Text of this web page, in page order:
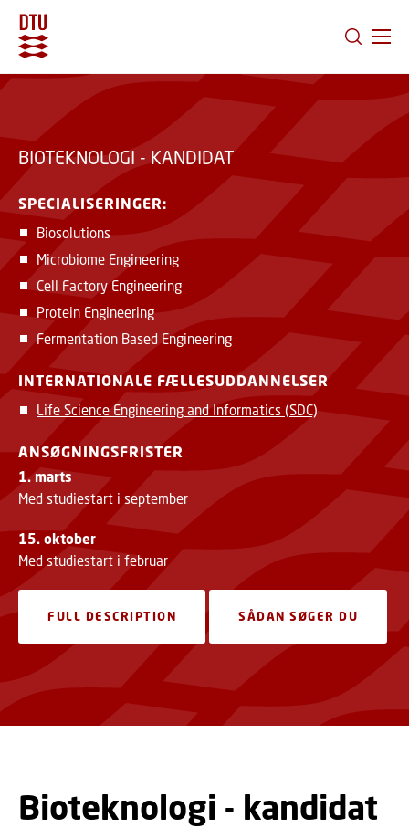
BIOTEKNOLOGI - KANDIDAT
SPECIALISERINGER:
Biosolutions
Microbiome Engineering
Cell Factory Engineering
Protein Engineering
Fermentation Based Engineering
INTERNATIONALE FÆLLESUDDANNELSER
Life Science Engineering and Informatics (SDC)
ANSØGNINGSFRISTER
1. marts
Med studiestart i september
15. oktober
Med studiestart i februar
FULL DESCRIPTION SÅDAN SØGER DU
Bioteknologi - kandidat